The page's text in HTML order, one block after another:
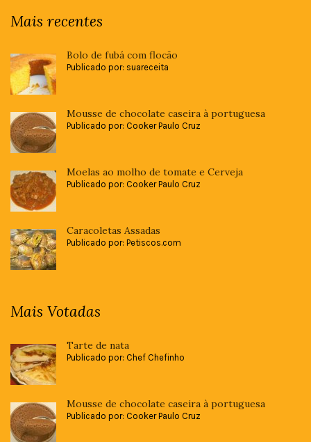
Mais recentes
Bolo de fubá com flocão
Publicado por: suareceita
Mousse de chocolate caseira à portuguesa
Publicado por: Cooker Paulo Cruz
Moelas ao molho de tomate e Cerveja
Publicado por: Cooker Paulo Cruz
Caracoletas Assadas
Publicado por: Petiscos.com
Mais Votadas
Tarte de nata
Publicado por: Chef Chefinho
Mousse de chocolate caseira à portuguesa
Publicado por: Cooker Paulo Cruz